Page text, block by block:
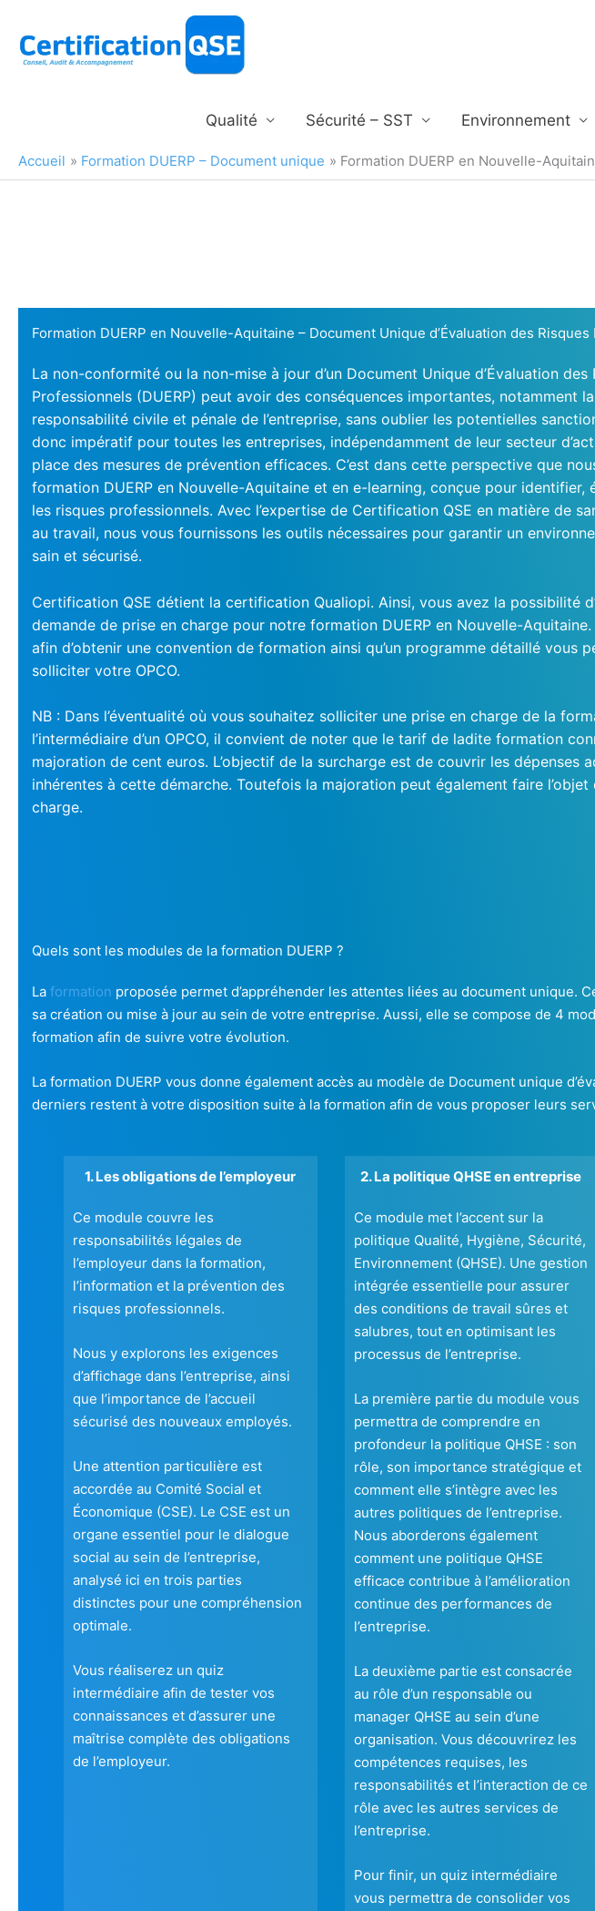
contenu
Qualité Sécurité – SST Environnement
Accueil Formation DUERP – Document unique Formation DUERP en Nouvelle-
Formation DUERP en Nouvelle-Aquitaine – Document Unique d’Évaluation des
La non-conformité ou la non-mise à jour d’un Document Unique d’Évaluation des
Professionnels (DUERP) peut avoir des conséquences importantes, notamment
responsabilité civile et pénale de l’entreprise, sans oublier les potentielles
donc impératif pour toutes les entreprises, indépendamment de leur secteur
place des mesures de prévention efficaces. C’est dans cette perspective que
formation DUERP en Nouvelle-Aquitaine et en e-learning, conçue pour identifier,
les risques professionnels. Avec l’expertise de Certification QSE en matière de
au travail, nous vous fournissons les outils nécessaires pour garantir un
sain et sécurisé.
Certification QSE détient la certification Qualiopi. Ainsi, vous avez la possibilité
demande de prise en charge pour notre formation DUERP en Nouvelle-
afin d’obtenir une convention de formation ainsi qu’un programme détaillé vous
solliciter votre OPCO.
NB : Dans l’éventualité où vous souhaitez solliciter une prise en charge de la
l’intermédiaire d’un OPCO, il convient de noter que le tarif de ladite formation
majoration de cent euros. L’objectif de la surcharge est de couvrir les dépenses
inhérentes à cette démarche. Toutefois la majoration peut également faire l’objet
charge.
Quels sont les modules de la formation DUERP ?
La formation proposée permet d’appréhender les attentes liées au document unique.
sa création ou mise à jour au sein de votre entreprise. Aussi, elle se compose de 4
formation afin de suivre votre évolution.
La formation DUERP vous donne également accès au modèle de Document unique
derniers restent à votre disposition suite à la formation afin de vous proposer leurs
1. Les obligations de l’employeur
Ce module couvre les
responsabilités légales de
l’employeur dans la formation,
l’information et la prévention des
risques professionnels.
Nous y explorons les exigences
d’affichage dans l’entreprise, ainsi
que l’importance de l’accueil
sécurisé des nouveaux employés.
Une attention particulière est
accordée au Comité Social et
Économique (CSE). Le CSE est un
organe essentiel pour le dialogue
social au sein de l’entreprise,
analysé ici en trois parties
distinctes pour une compréhension
optimale.
Vous réaliserez un quiz
intermédiaire afin de tester vos
connaissances et d’assurer une
maîtrise complète des obligations
de l’employeur.
2. La politique QHSE en entreprise
Ce module met l’accent sur la
politique Qualité, Hygiène, Sécurité,
Environnement (QHSE). Une gestion
intégrée essentielle pour assurer
des conditions de travail sûres et
salubres, tout en optimisant les
processus de l’entreprise.
La première partie du module vous
permettra de comprendre en
profondeur la politique QHSE : son
rôle, son importance stratégique et
comment elle s’intègre avec les
autres politiques de l’entreprise.
Nous aborderons également
comment une politique QHSE
efficace contribue à l’amélioration
continue des performances de
l’entreprise.
La deuxième partie est consacrée
au rôle d’un responsable ou
manager QHSE au sein d’une
organisation. Vous découvrirez les
compétences requises, les
responsabilités et l’interaction de ce
rôle avec les autres services de
l’entreprise.
Pour finir, un quiz intermédiaire
vous permettra de consolider vos